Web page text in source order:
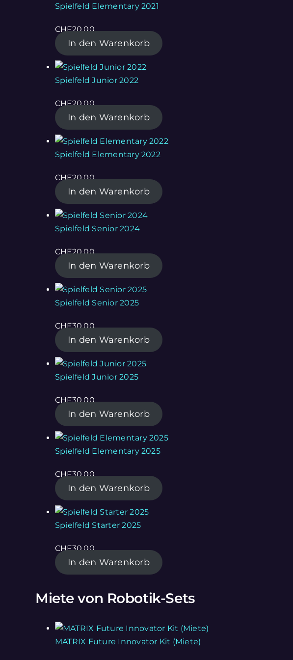
Spielfeld Elementary 2021
CHF20.00
In den Warenkorb
Spielfeld Junior 2022
CHF20.00
In den Warenkorb
Spielfeld Elementary 2022
CHF20.00
In den Warenkorb
Spielfeld Senior 2024
CHF20.00
In den Warenkorb
Spielfeld Senior 2025
CHF30.00
In den Warenkorb
Spielfeld Junior 2025
CHF30.00
In den Warenkorb
Spielfeld Elementary 2025
CHF30.00
In den Warenkorb
Spielfeld Starter 2025
CHF30.00
In den Warenkorb
Miete von Robotik-Sets
MATRIX Future Innovator Kit (Miete)